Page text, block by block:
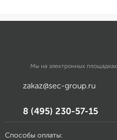
Мы на электронных площадках
zakaz@sec-group.ru
8 (495) 230-57-15
Способы оплаты: